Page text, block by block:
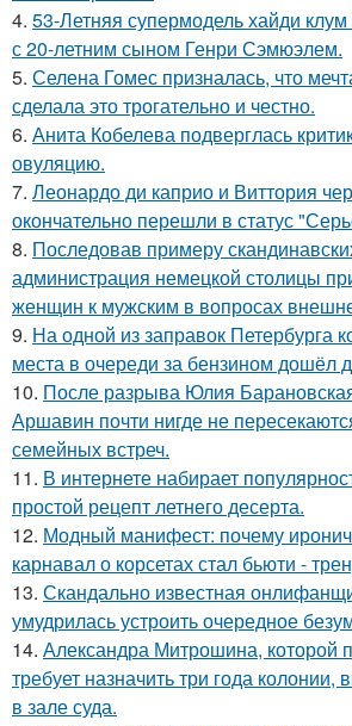
4. 53-Летняя супермодель хайди
с 20-летним сыном Генри Сэмюэлем.
5. Селена Гомес призналась, что
сделала это трогательно и честно.
6. Анита Кобелева подверглась
овуляцию.
7. Леонардо ди каприо и Виттория
окончательно перешли в статус
8. Последовав примеру
администрация немецкой столицы
женщин к мужским в вопросах
9. На одной из заправок Петербурга
места в очереди за бензином дошёл
10. После разрыва Юлия
Аршавин почти нигде не
семейных встреч.
11. В интернете набирает
простой рецепт летнего десерта.
12. Модный манифест: почему
карнавал о корсетах стал бьюти -
13. Скандально известная
умудрилась устроить очередное
14. Александра Митрошина, которой
требует назначить три года колонии,
в зале суда.